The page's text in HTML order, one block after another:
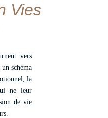
Vies
vers
schéma
la
ne leur
de vie